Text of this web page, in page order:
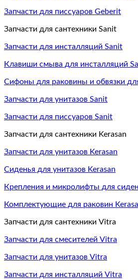
Запчасти для писсуаров Geberit
Запчасти для сантехники Sanit
Запчасти для инсталляций Sanit
Клавиши смыва для инсталляций
Сифоны для раковины и обвязки
Запчасти для унитазов Sanit
Запчасти для писсуаров Sanit
Запчасти для сантехники Kerasan
Запчасти для унитазов Kerasan
Сиденья для унитазов Kerasan
Крепления и микролифты для
Комплектующие для раковин
Запчасти для сантехники Vitra
Запчасти для смесителей Vitra
Запчасти для унитазов Vitra
Запчасти для инсталляций Vitra